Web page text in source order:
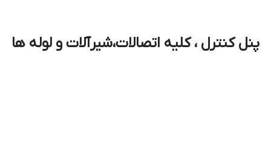
پنل کنترل ، کلیه اتصالات،شیرآلات و لوله ها